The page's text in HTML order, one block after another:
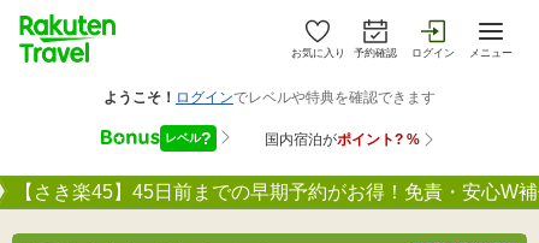
お気に入り 予約確認 ログイン メニュー
【さき楽45】45日前までの早期予約がお得！免責・安心W